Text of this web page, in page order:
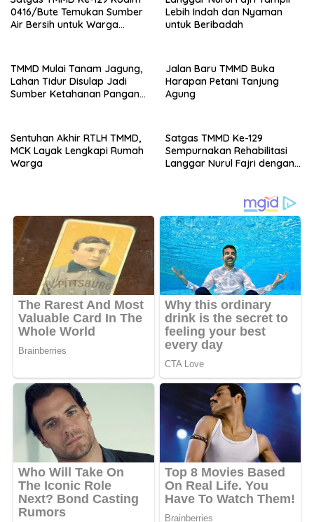
0416/Bute Temukan Sumber
Air Bersih untuk Warga
Lebih Indah dan Nyaman
untuk Beribadah
TMMD Mulai Tanam Jagung,
Lahan Tidur Disulap Jadi
Sumber Ketahanan Pangan
Jalan Baru TMMD Buka
Harapan Petani Tanjung
Agung
Sentuhan Akhir RTLH TMMD,
MCK Layak Lengkapi Rumah
Warga
Satgas TMMD Ke-129
Sempurnakan Rehabilitasi
Langgar Nurul Fajri dengan